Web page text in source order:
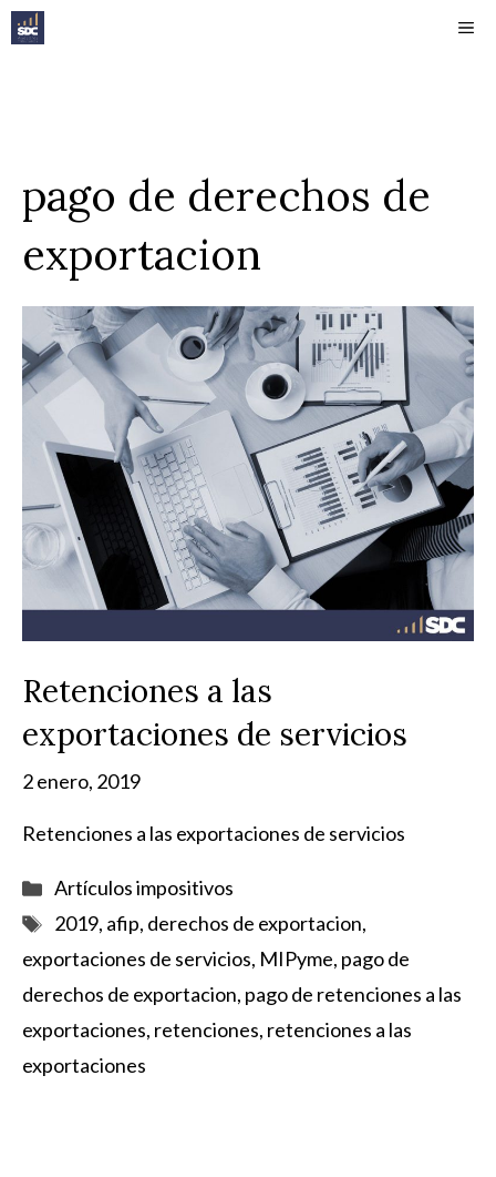
Saltar
al
pago de derechos de
exportacion
Retenciones a las
exportaciones de servicios
2 enero, 2019
Retenciones a las exportaciones de servicios
Categorías
Artículos impositivos
Etiquetas
2019, afip, derechos de exportacion,
exportaciones de servicios, MIPyme, pago de
derechos de exportacion, pago de retenciones a las
exportaciones, retenciones, retenciones a las
exportaciones